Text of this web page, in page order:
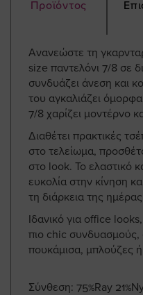
Προϊόντος
Ανανεώστε τη
size παντελόνι 7/8 σε
συνδυάζει άνεση και
του αγκαλιάζει
7/8 χαρίζει μοντέρνο
Διαθέτει πρακτικές
στο τελείωμα,
στο look. Το ελαστικό
ευκολία στην κίνηση
τη διάρκεια της
Ιδανικό για office
πιο chic συνδυασμούς,
πουκάμισα, μπλούζες
Σύνθεση: 75%Ray